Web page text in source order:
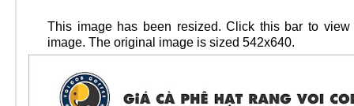
This image has been resized. Click this bar to view
image. The original image is sized 542x640.